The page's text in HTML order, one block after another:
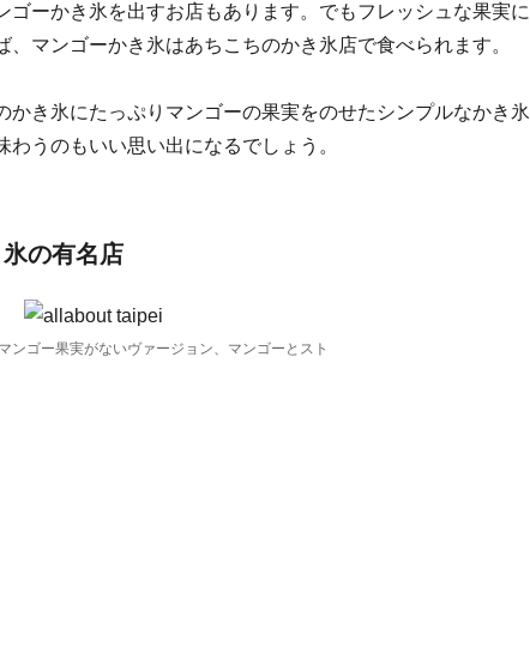
ーかき氷を出すお店もあります。でもフレッシュな果実に
マンゴーかき氷はあちこちのかき氷店で食べられます。
き氷にたっぷりマンゴーの果実をのせたシンプルなかき氷
うのもいい思い出になるでしょう。
の有名店
ンゴー果実がないヴァージョン、マンゴーとスト